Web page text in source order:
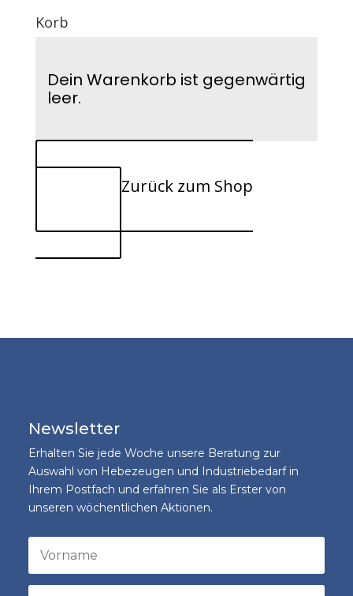
Korb
Dein Warenkorb ist gegenwärtig
leer.
Zurück zum Shop
Newsletter
Erhalten Sie jede Woche unsere Beratung zur
Auswahl von Hebezeugen und Industriebedarf in
Ihrem Postfach und erfahren Sie als Erster von
unseren wöchentlichen Aktionen.